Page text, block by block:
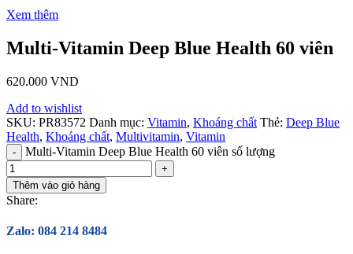
Xem thêm
Multi-Vitamin Deep Blue Health 60 viên
620.000 VND
Add to wishlist
SKU: PR83572 Danh mục: Vitamin, Khoáng chất Thẻ: Deep Blue
Health, Khoáng chất, Multivitamin, Vitamin
Multi-Vitamin Deep Blue Health 60 viên số lượng
Thêm vào giỏ hàng
Share:
Zalo: 084 214 8484